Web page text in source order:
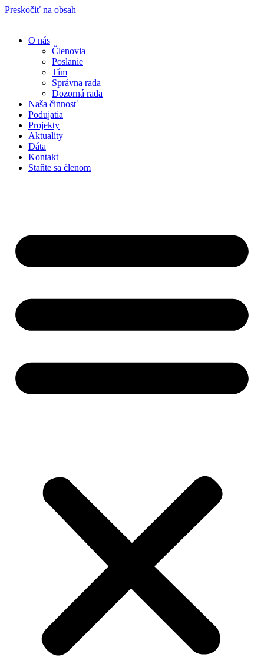
Preskočiť na obsah
O nás
Členovia
Poslanie
Tím
Správna rada
Dozorná rada
Naša činnosť
Podujatia
Projekty
Aktuality
Dáta
Kontakt
Staňte sa členom